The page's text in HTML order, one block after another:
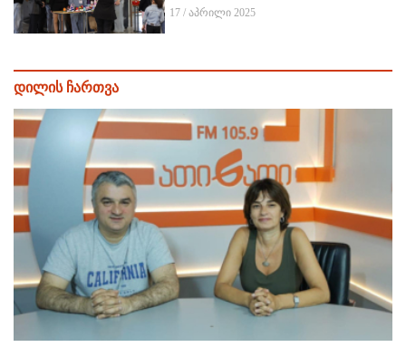
17 / აპრილი 2025
დილის ჩართვა